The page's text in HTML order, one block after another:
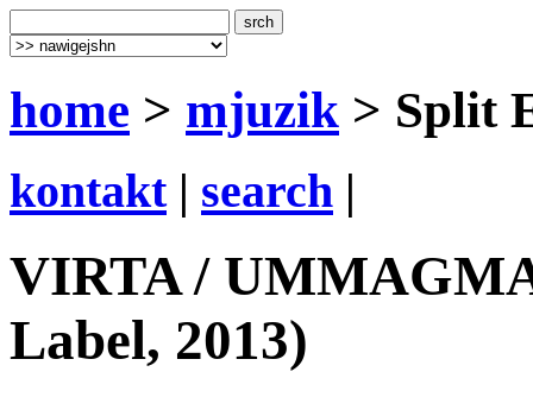
home > mjuzik > Split
kontakt| search |
VIRTA /
Label, 2013)